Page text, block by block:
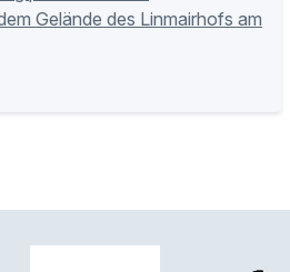
Gelände des Linmairhofs am